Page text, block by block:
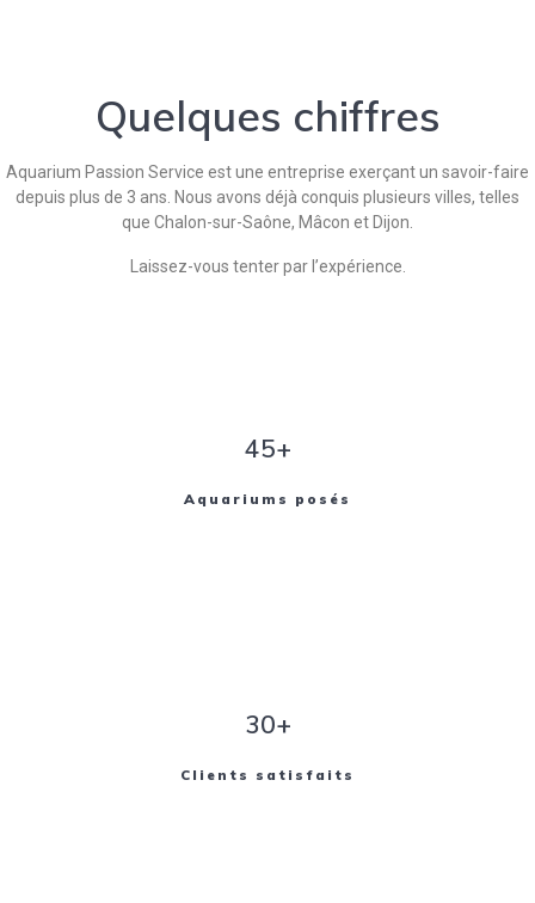
Quelques chiffres
Aquarium Passion Service est une entreprise exerçant un savoir-faire
depuis plus de 3 ans. Nous avons déjà conquis plusieurs villes, telles
que Chalon-sur-Saône, Mâcon et Dijon.
Laissez-vous tenter par l’expérience.
45+
Aquariums posés
30+
Clients satisfaits